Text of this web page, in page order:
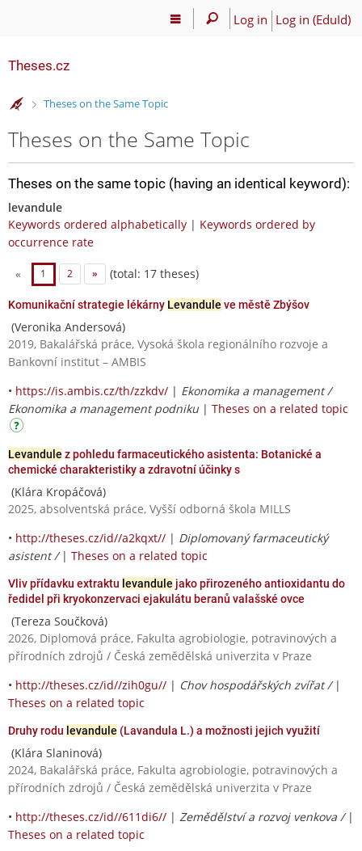
Log in Log in (EduId)
Theses.cz
>
Theses on the Same Topic
Theses on the Same Topic
Theses on the same topic (having an identical keyword):
levandule
Keywords ordered alphabetically | Keywords ordered by
occurrence rate
« 1 2 » (total: 17 theses)
Komunikační strategie lékárny Levandule ve městě Zbýšov
(Veronika Andersová)
2019, Bakalářská práce, Vysoká škola regionálního rozvoje a
Bankovní institut – AMBIS
• https://is.ambis.cz/th/zzkdv/ | Ekonomika a management /
Ekonomika a management podniku | Theses on a related topic
Levandule z pohledu farmaceutického asistenta: Botanické a
chemické charakteristiky a zdravotní účinky s
(Klára Kropáčová)
2025, absolventská práce, Vyšší odborná škola MILLS
• http://theses.cz/id//a2kqxt// | Diplomovaný farmaceutický
asistent / | Theses on a related topic
Vliv přídavku extraktu levandule jako přirozeného antioxidantu do
ředidel při kryokonzervaci ejakulátu beranů valašské ovce
(Tereza Součková)
2026, Diplomová práce, Fakulta agrobiologie, potravinových a
přírodních zdrojů / Česká zemědělská univerzita v Praze
• http://theses.cz/id//zih0gu// | Chov hospodářských zvířat / |
Theses on a related topic
Druhy rodu levandule (Lavandula L.) a možnosti jejich využití
(Klára Slaninová)
2024, Bakalářská práce, Fakulta agrobiologie, potravinových a
přírodních zdrojů / Česká zemědělská univerzita v Praze
• http://theses.cz/id//611di6// | Zemědělství a rozvoj venkova / |
Theses on a related topic